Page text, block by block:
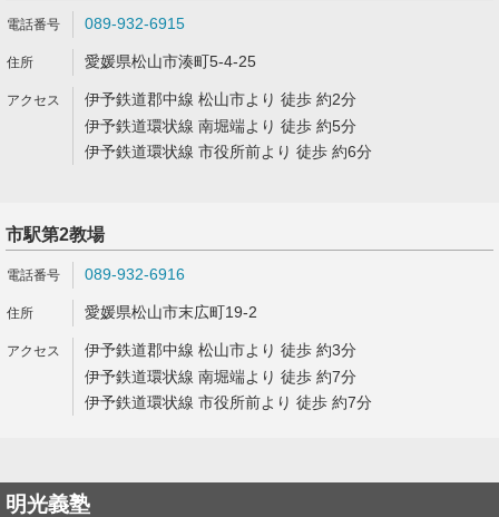
089-932-6915
愛媛県松山市湊町5-4-25
伊予鉄道郡中線 松山市より 徒歩 約2分
伊予鉄道環状線 南堀端より 徒歩 約5分
伊予鉄道環状線 市役所前より 徒歩 約6分
市駅第2教場
089-932-6916
愛媛県松山市末広町19-2
伊予鉄道郡中線 松山市より 徒歩 約3分
伊予鉄道環状線 南堀端より 徒歩 約7分
伊予鉄道環状線 市役所前より 徒歩 約7分
明光義塾